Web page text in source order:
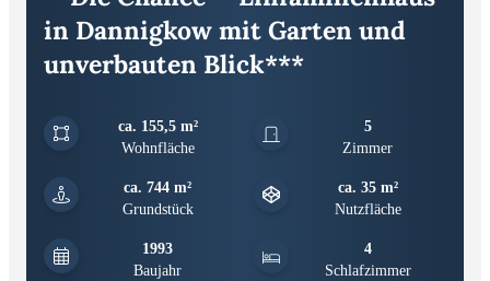
in Dannigkow mit Garten und
unverbauten Blick***
ca. 155,5 m²
Wohnfläche
5
Zimmer
ca. 744 m²
Grundstück
ca. 35 m²
Nutzfläche
1993
Baujahr
4
Schlafzimmer